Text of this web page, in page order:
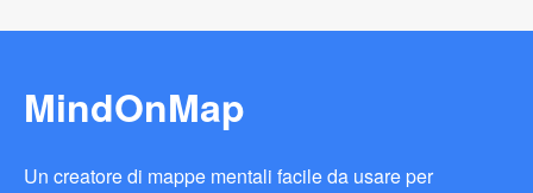
MindOnMap
Un creatore di mappe mentali facile da usare per